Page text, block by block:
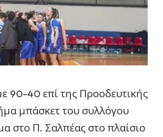
90-40 επί της Προοδευτικής
μπάσκετ του συλλόγου
στο Π. Σαλπέας στο πλαίσιο